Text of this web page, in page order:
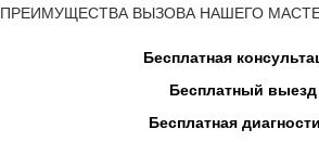
ПРЕИМУЩЕСТВА ВЫЗОВА НАШЕГО
Бесплатная
Бесплатный выезд
Бесплатная